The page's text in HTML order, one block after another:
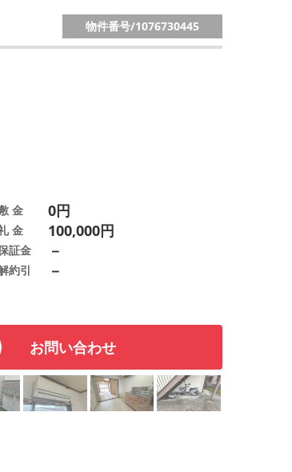
物件番号/1076730445
お問い合わせ
金 0円
金 100,000円
証金 －
約引 －